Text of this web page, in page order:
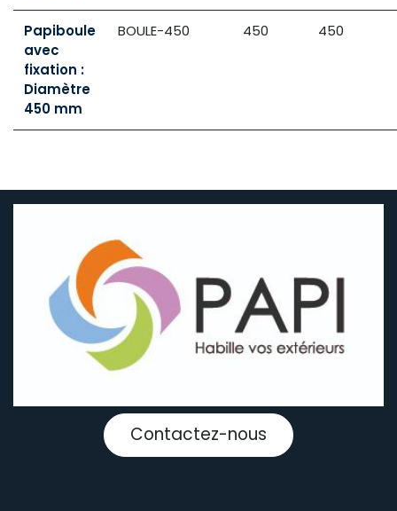
Papiboule
avec
fixation :
Diamètre
450 mm
BOULE-450 450 450
Contactez-nous